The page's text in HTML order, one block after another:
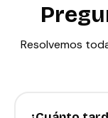
Resolvemos